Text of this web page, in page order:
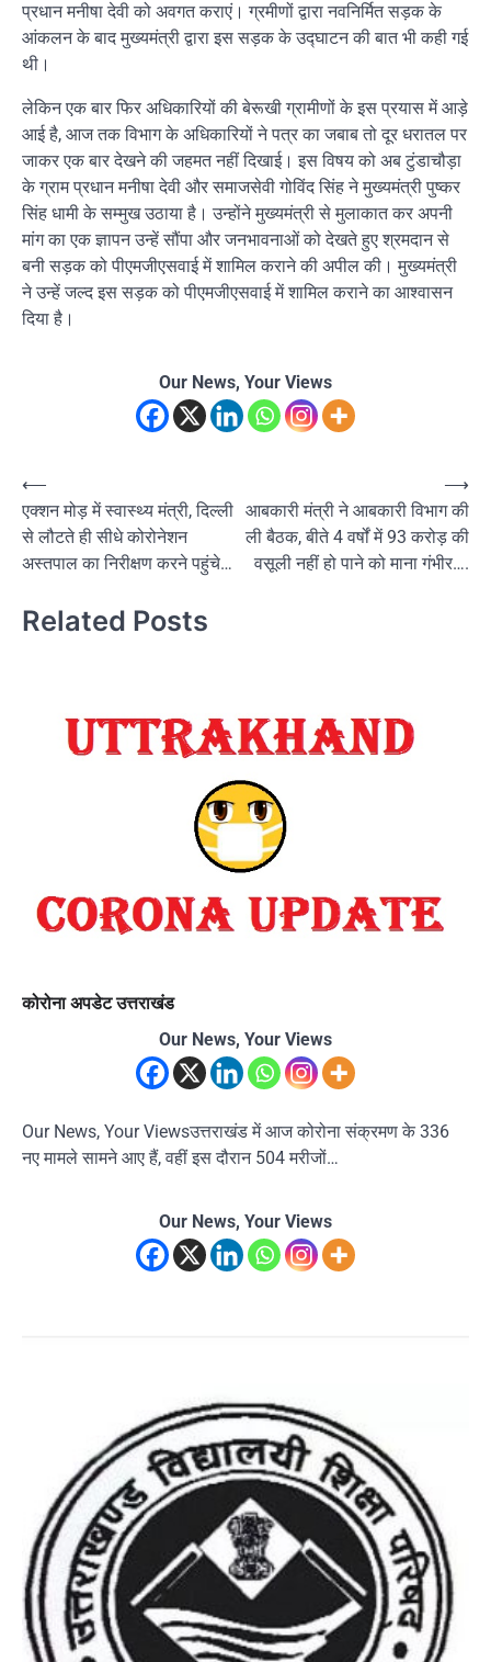
प्रधान मनीषा देवी को अवगत कराएं। ग्रमीणों द्वारा नवनिर्मित सड़क के
आंकलन के बाद मुख्यमंत्री द्वारा इस सड़क के उद्घाटन की बात भी कही गई
थी।
लेकिन एक बार फिर अधिकारियों की बेरूखी ग्रामीणों के इस प्रयास में आड़े
आई है, आज तक विभाग के अधिकारियों ने पत्र का जबाब तो दूर धरातल पर
जाकर एक बार देखने की जहमत नहीं दिखाई। इस विषय को अब टुंडाचौड़ा
के ग्राम प्रधान मनीषा देवी और समाजसेवी गोविंद सिंह ने मुख्यमंत्री पुष्कर
सिंह धामी के सम्मुख उठाया है। उन्होंने मुख्यमंत्री से मुलाकात कर अपनी
मांग का एक ज्ञापन उन्हें सौंपा और जनभावनाओं को देखते हुए श्रमदान से
बनी सड़क को पीएमजीएसवाई में शामिल कराने की अपील की। मुख्यमंत्री
ने उन्हें जल्द इस सड़क को पीएमजीएसवाई में शामिल कराने का आश्वासन
दिया है।
Our News, Your Views
Post
navigation
⟵
एक्शन मोड़ में स्वास्थ्य मंत्री, दिल्ली
से लौटते ही सीधे कोरोनेशन
अस्तपाल का निरीक्षण करने पहुंचे…
आबकारी मंत्री ने आबकारी विभाग की
ली बैठक, बीते 4 वर्षों में 93 करोड़ की
वसूली नहीं हो पाने को माना गंभीर….
⟶
Related Posts
कोरोना अपडेट उत्तराखंड
Our News, Your Views
Our News, Your Viewsउत्तराखंड में आज कोरोना संक्रमण के 336
नए मामले सामने आए हैं, वहीं इस दौरान 504 मरीजों…
Our News, Your Views